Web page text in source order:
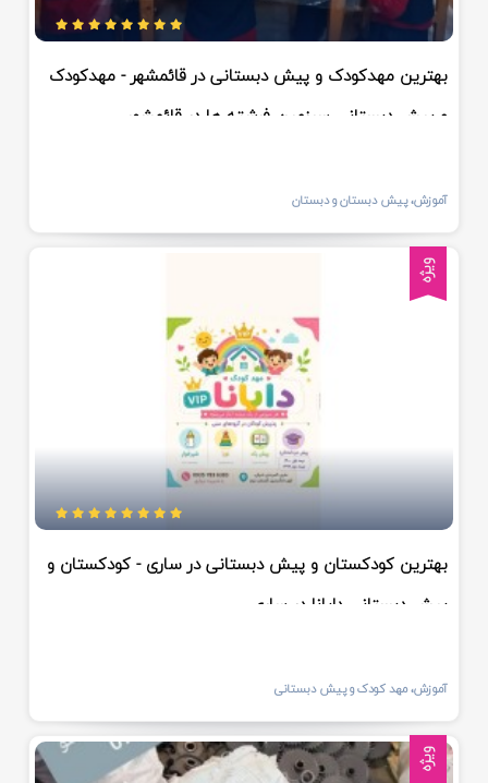
بهترین مهدکودک و پیش دبستانی در قائمشهر - مهدکودک
و پیش دبستانی سرزمین فرشته ها در قائمشهر
آموزش، پیش دبستان و دبستان
ویژه
بهترین کودکستان و پیش دبستانی در ساری - کودکستان و
پیش دبستانی دایانا در ساری
آموزش، مهد کودک و پیش دبستانی
ویژه